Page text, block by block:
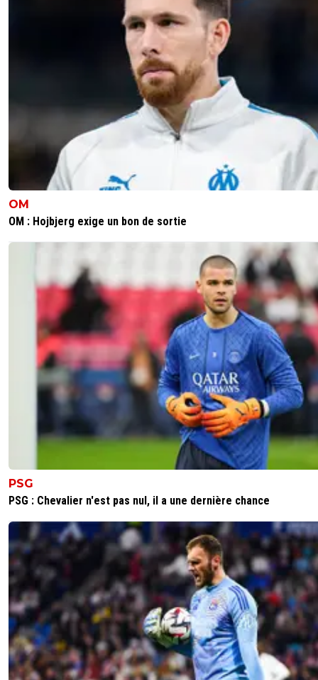
OM
OM : Hojbjerg exige un bon de sortie
PSG
PSG : Chevalier n'est pas nul, il a une dernière chance